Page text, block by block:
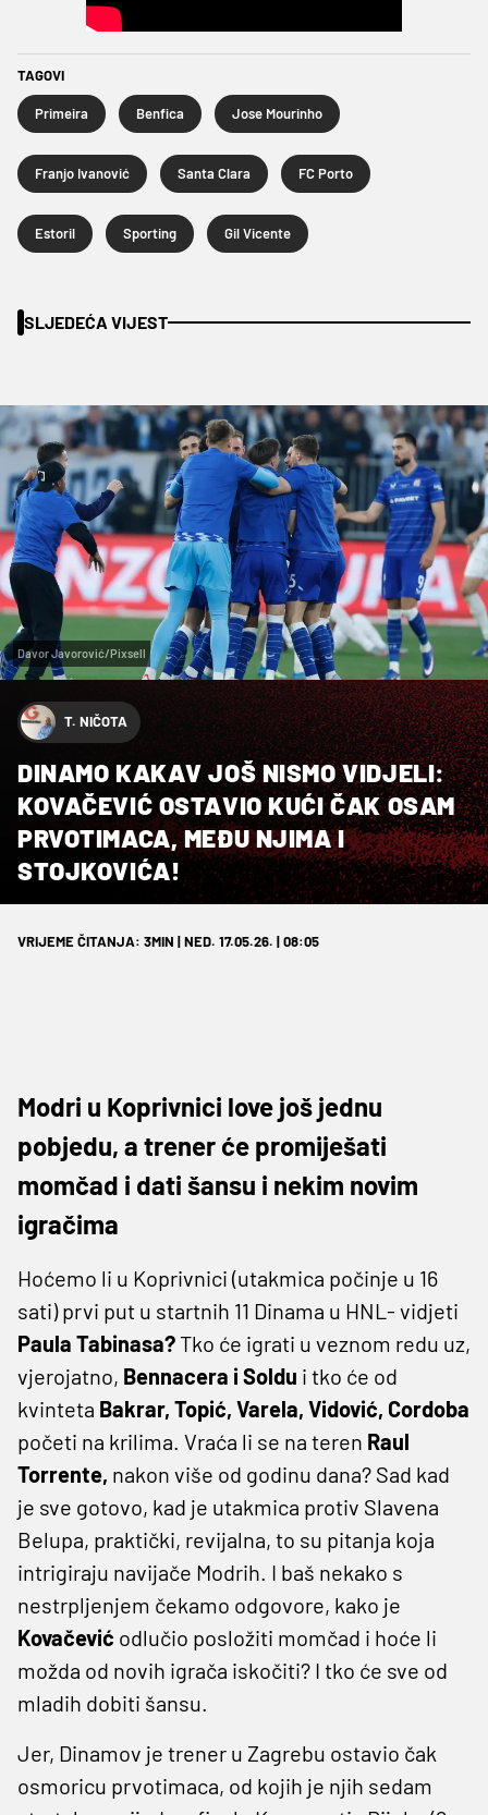
TAGOVI
Primeira Benfica Jose Mourinho
Franjo Ivanović Santa Clara FC Porto
Estoril Sporting Gil Vicente
SLJEDEĆA VIJEST
Davor Javorović/Pixsell
T. NIČOTA
DINAMO KAKAV JOŠ NISMO VIDJELI:
KOVAČEVIĆ OSTAVIO KUĆI ČAK OSAM
PRVOTIMACA, MEĐU NJIMA I
STOJKOVIĆA!
VRIJEME ČITANJA: 3MIN | NED. 17.05.26. | 08:05
Modri u Koprivnici love još jednu
pobjedu, a trener će promiješati
momčad i dati šansu i nekim novim
igračima
Hoćemo li u Koprivnici (utakmica počinje u 16
sati) prvi put u startnih 11 Dinama u HNL- vidjeti
Paula Tabinasa?Tko će igrati u veznom redu uz,
vjerojatno, Bennacera i Soldu i tko će od
kvinteta Bakrar, Topić, Varela, Vidović, Cordoba
početi na krilima. Vraća li se na teren Raul
Torrente, nakon više od godinu dana? Sad kad
je sve gotovo, kad je utakmica protiv Slavena
Belupa, praktički, revijalna, to su pitanja koja
intrigiraju navijače Modrih. I baš nekako s
nestrpljenjem čekamo odgovore, kako je
Kovačević odlučio posložiti momčad i hoće li
možda od novih igrača iskočiti? I tko će sve od
mladih dobiti šansu.
Jer, Dinamov je trener u Zagrebu ostavio čak
osmoricu prvotimaca, od kojih je njih sedam